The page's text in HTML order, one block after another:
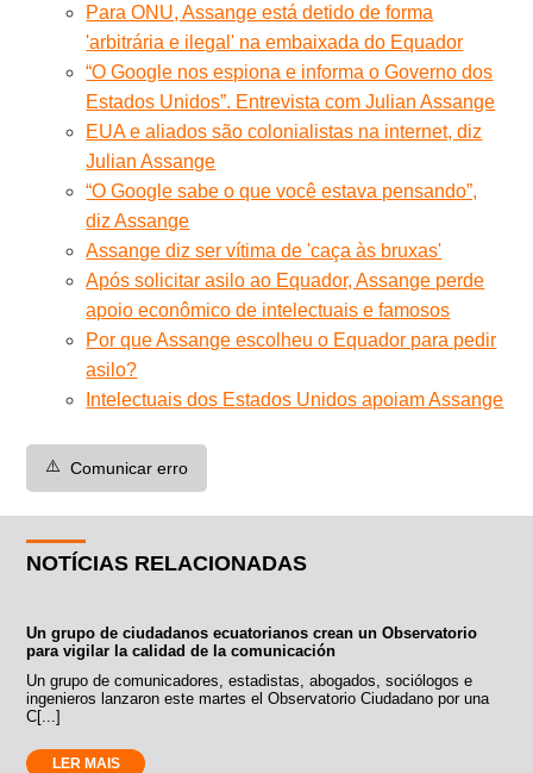
Para ONU, Assange está detido de forma
'arbitrária e ilegal' na embaixada do Equador
“O Google nos espiona e informa o Governo dos
Estados Unidos”. Entrevista com Julian Assange
EUA e aliados são colonialistas na internet, diz
Julian Assange
“O Google sabe o que você estava pensando”,
diz Assange
Assange diz ser vítima de 'caça às bruxas'
Após solicitar asilo ao Equador, Assange perde
apoio econômico de intelectuais e famosos
Por que Assange escolheu o Equador para pedir
asilo?
Intelectuais dos Estados Unidos apoiam Assange
⚠️ Comunicar erro
NOTÍCIAS RELACIONADAS
Un grupo de ciudadanos ecuatorianos crean un Observatorio
para vigilar la calidad de la comunicación
Un grupo de comunicadores, estadistas, abogados, sociólogos e
ingenieros lanzaron este martes el Observatorio Ciudadano por una
C[...]
LER MAIS